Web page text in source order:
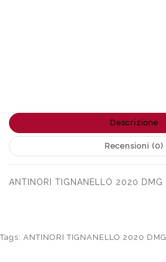
Descrizione
Recensioni (0)
ANTINORI TIGNANELLO 2020 DMG
Tags: ANTINORI TIGNANELLO 2020 DMG